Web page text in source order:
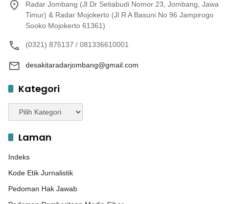
Radar Jombang (Jl Dr Setiabudi Nomor 23, Jombang, Jawa
Timur) & Radar Mojokerto (Jl R A Basuni No 96 Jampirogo
Sooko Mojokerto 61361)
(0321) 875137 / 081336610001
desakitaradarjombang@gmail.com
Kategori
Kategori
Laman
Indeks
Kode Etik Jurnalistik
Pedoman Hak Jawab